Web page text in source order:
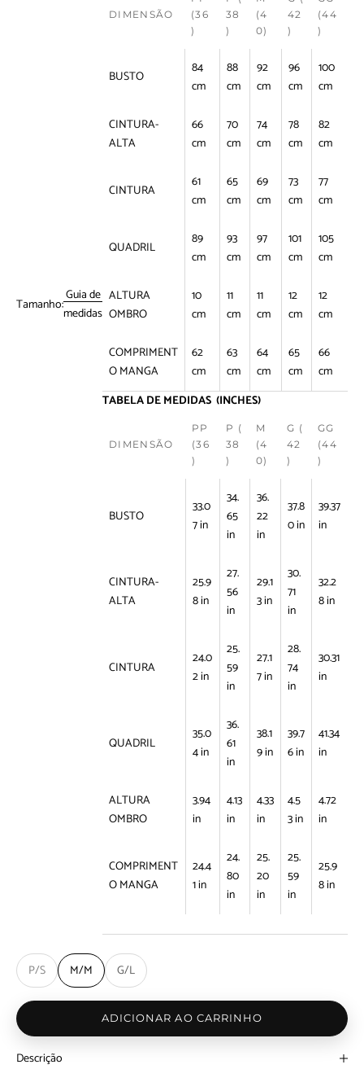
Tamanho:Guia de
medidas
DIMENSÃO
(36
)
38
)
(4
0)
42
)
(44
)
BUSTO
84
cm
88
cm
92
cm
96
cm
100
cm
CINTURA-
ALTA
66
cm
70
cm
74
cm
78
cm
82
cm
CINTURA
61
cm
65
cm
69
cm
73
cm
77
cm
QUADRIL
89
cm
93
cm
97
cm
101
cm
105
cm
ALTURA
OMBRO
10
cm
11
cm
11
cm
12
cm
12
cm
COMPRIMENT
O MANGA
62
cm
63
cm
64
cm
65
cm
66
cm
TABELA DE MEDIDAS (INCHES)
DIMENSÃO
PP
(36
)
P (
38
)
M
(4
0)
G (
42
)
GG
(44
)
BUSTO
33.0
7 in
34.
65
in
36.
22
in
37.8
0 in
39.37
in
CINTURA-
ALTA
25.9
8 in
27.
56
in
29.1
3 in
30.
71
in
32.2
8 in
CINTURA
24.0
2 in
25.
59
in
27.1
7 in
28.
74
in
30.31
in
QUADRIL
35.0
4 in
36.
61
in
38.1
9 in
39.7
6 in
41.34
in
ALTURA
OMBRO
3.94
in
4.13
in
4.33
in
4.5
3 in
4.72
in
COMPRIMENT
O MANGA
24.4
1 in
24.
80
in
25.
20
in
25.
59
in
25.9
8 in
P/S M/M G/L
ADICIONAR AO CARRINHO
Descrição